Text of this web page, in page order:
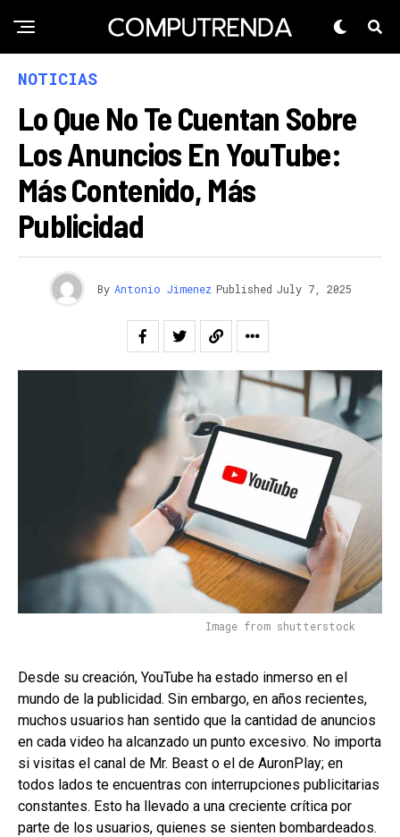
NOTICIAS
Lo Que No Te Cuentan Sobre
Los Anuncios En YouTube:
Más Contenido, Más
Publicidad
By Antonio Jimenez Published July 7, 2025
Image from shutterstock
Desde su creación, YouTube ha estado inmerso en el
mundo de la publicidad. Sin embargo, en años recientes,
muchos usuarios han sentido que la cantidad de anuncios
en cada video ha alcanzado un punto excesivo. No importa
si visitas el canal de Mr. Beast o el de AuronPlay; en
todos lados te encuentras con interrupciones publicitarias
constantes. Esto ha llevado a una creciente crítica por
parte de los usuarios, quienes se sienten bombardeados.